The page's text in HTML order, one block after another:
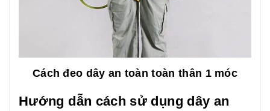
Cách đeo dây an toàn toàn thân 1 móc
Hướng dẫn cách sử dụng dây an